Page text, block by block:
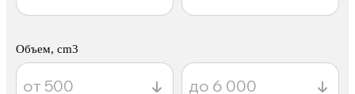
Объем, cm3